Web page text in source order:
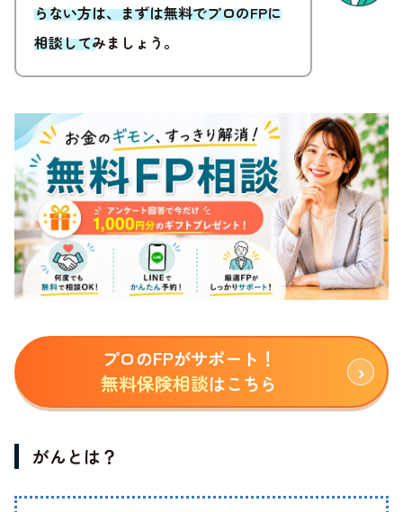
らない方は、まずは無料でプロのFPに
相談してみましょう。
プロのFPがサポート！
無料保険相談はこちら
がんとは？